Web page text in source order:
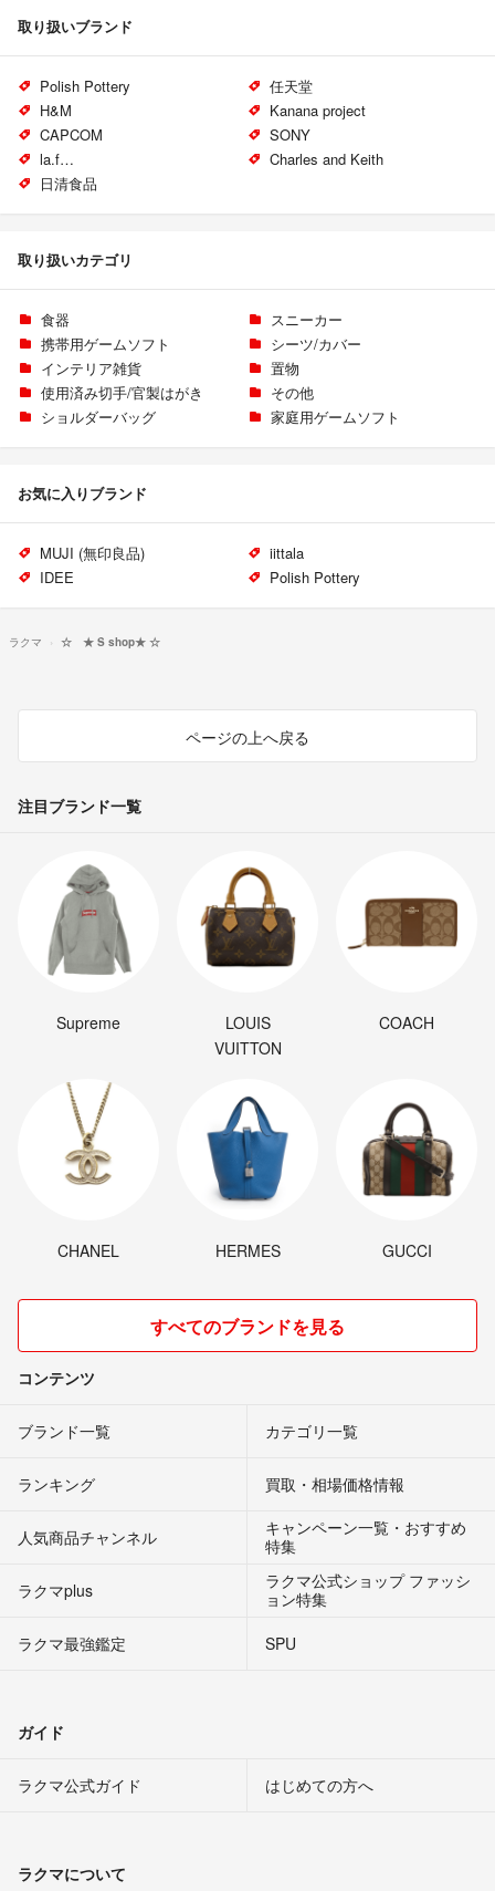
取り扱いブランド
Polish Pottery
任天堂
H&M
Kanana project
CAPCOM
SONY
la.f…
Charles and Keith
日清食品
取り扱いカテゴリ
食器
スニーカー
携帯用ゲームソフト
シーツ/カバー
インテリア雑貨
置物
使用済み切手/官製はがき
その他
ショルダーバッグ
家庭用ゲームソフト
お気に入りブランド
MUJI (無印良品)
iittala
IDEE
Polish Pottery
ラクマ ☆ ★ S shop★ ☆
ページの上へ戻る
注目ブランド一覧
Supreme
LOUIS
VUITTON
COACH
CHANEL HERMES GUCCI
すべてのブランドを見る
コンテンツ
ブランド一覧 カテゴリ一覧
ランキング 買取・相場価格情報
人気商品チャンネル
キャンペーン一覧・おすすめ
特集
ラクマplus
ラクマ公式ショップ ファッシ
ョン特集
ラクマ最強鑑定
SPU
ガイド
ラクマ公式ガイド はじめての方へ
ラクマについて